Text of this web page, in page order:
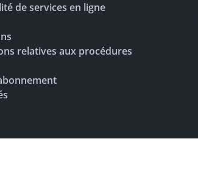
de services en ligne
relatives aux procédures